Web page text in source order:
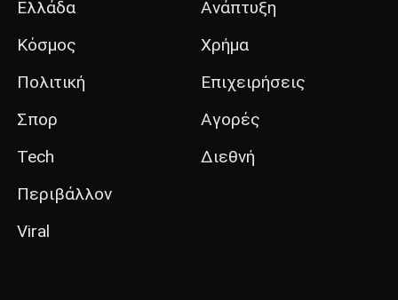
Ελλάδα
Κόσμος
Πολιτική
Σπορ
Tech
Περιβάλλον
Viral
Ανάπτυξη
Χρήμα
Επιχειρήσεις
Αγορές
Διεθνή